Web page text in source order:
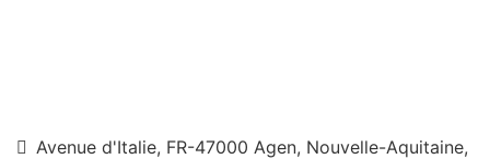
Avenue d'Italie, FR-47000 Agen, Nouvelle-Aquitaine,